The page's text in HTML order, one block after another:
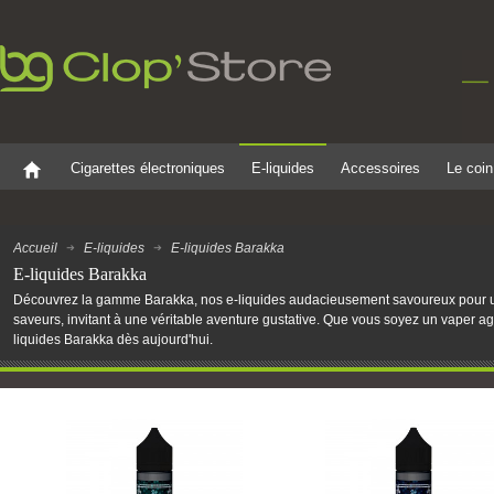
Cigarettes électroniques E-liquides Accessoires Le
Accueil E-liquides E-liquides Barakka
E-liquides Barakka
Découvrez la gamme Barakka, nos e-liquides audacieusement savoureux
saveurs, invitant à une véritable aventure gustative. Que vous soyez un vaper
liquides Barakka dès aujourd'hui.